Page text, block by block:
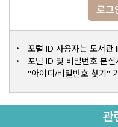
로그
포털 ID 사용자는 도서관
포털 ID 및 비밀번호 분실
"아이디/비밀번호 찾기"
관